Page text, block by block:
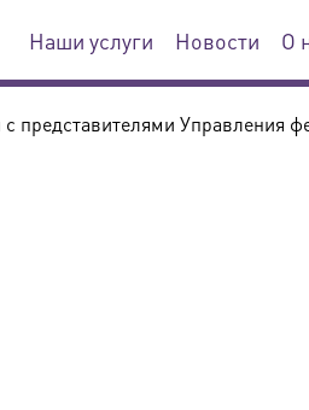
Наши услуги Новости О
с представителями Управления